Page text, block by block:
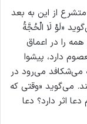
از این به بعد
«لَوْ لَا الْحُجَّةُ
را در اعماق
دارد، پیشوا
می‌رود در
می‌گوید «وقتی که
اثر دارد؟ دعا